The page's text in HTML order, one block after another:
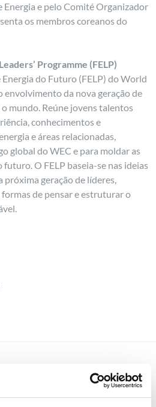
e pelo Comité Organizador
os membros coreanos do
Programme (FELP)
do Futuro (FELP) do World
envolvimento da nova geração de
mundo. Reúne jovens talentos
conhecimentos e
e áreas relacionadas,
global do WEC e para moldar as
futuro. O FELP baseia-se nas ideias
geração de líderes,
de pensar e estruturar o